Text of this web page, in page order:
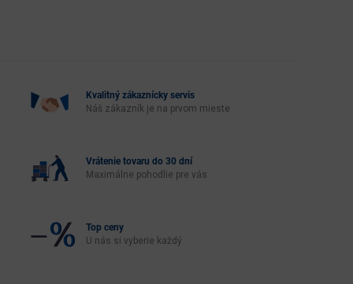
Kvalitný zákaznícky servis
Náš zákazník je na prvom mieste
Vrátenie tovaru do 30 dní
Maximálne pohodlie pre vás
Top ceny
U nás si vyberie každý